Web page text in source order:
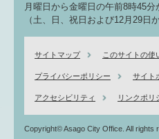
月曜日から金曜日の午前8時45
（土、日、祝日および12月29日
サイトマップ このサイトの使
プライバシーポリシー サイト
アクセシビリティ リンクポリ
Copyright© Asago City Office. All rights